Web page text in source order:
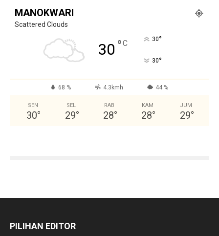
MANOKWARI
Scattered Clouds
30 °C 30°
30°
68 % 4.3kmh 44 %
SEN
30°
SEL
29°
RAB
28°
KAM
28°
JUM
29°
PILIHAN EDITOR